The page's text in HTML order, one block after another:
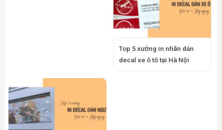
Top 5 xưởng in nhãn dán
decal xe ô tô tại Hà Nội